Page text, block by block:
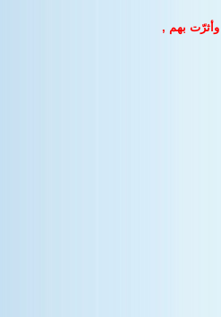
وأثرّت بهم ,